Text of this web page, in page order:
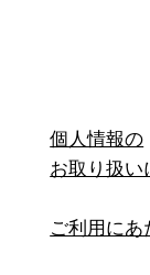
個人情報の
お取り扱い
ご利用にあ